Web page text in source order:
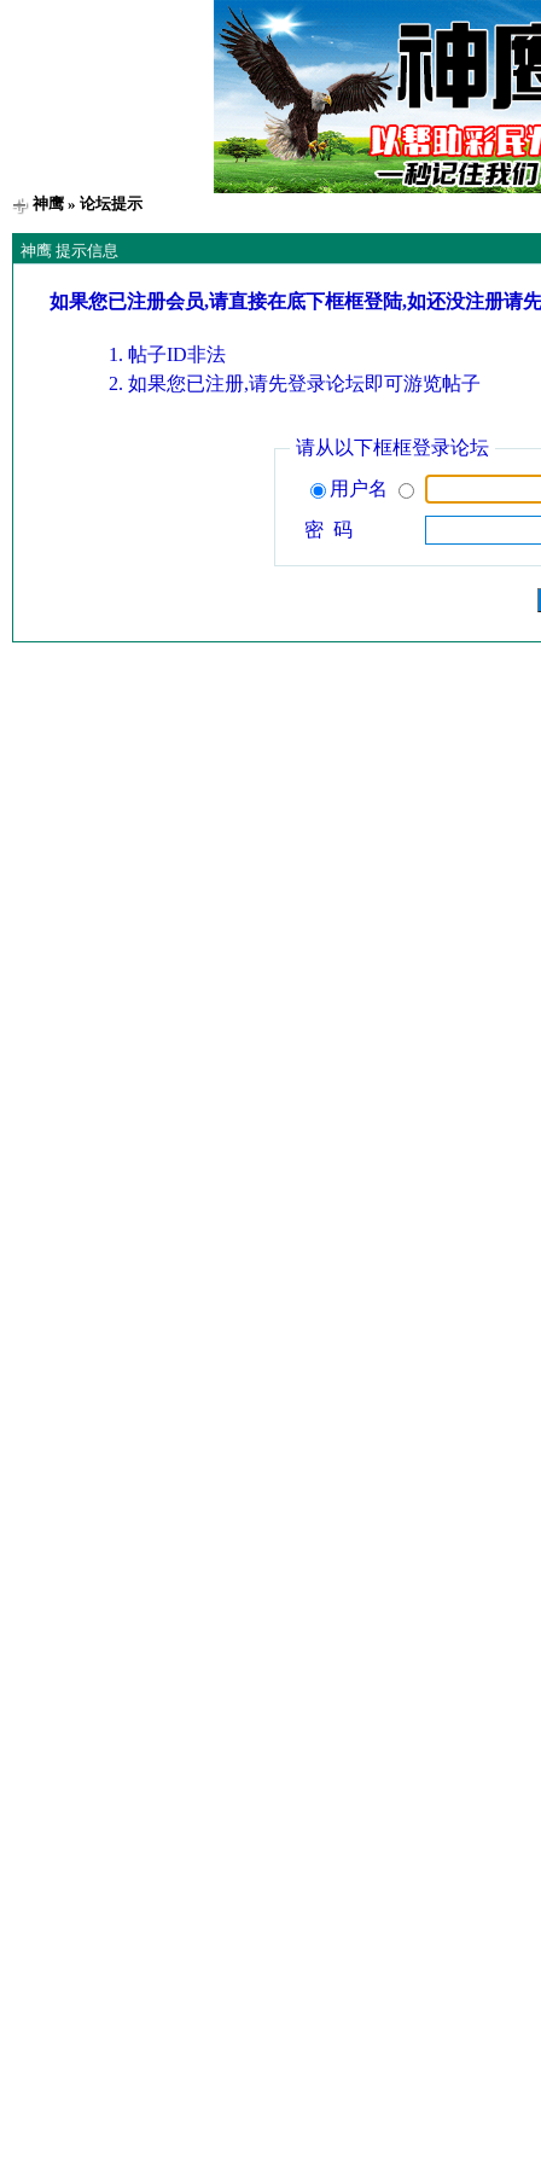
神鹰» 论坛提示
神鹰 提示信息
如果您已注册会员,请直接在底下框框登陆,如还没注册请
帖子ID非法
如果您已注册,请先登录论坛即可游览帖子
请从以下框框登录论坛
用户名
密 码